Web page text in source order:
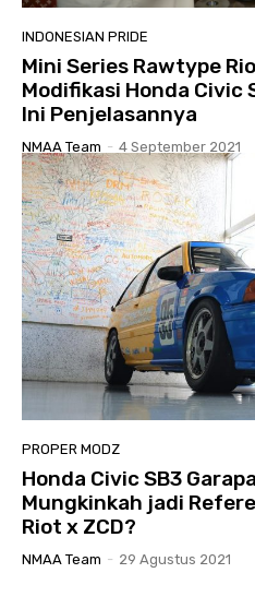
INDONESIAN PRIDE
Mini Series Rawtype
Modifikasi Honda Civic
Ini Penjelasannya
NMAA Team - 4 September 2021
PROPER MODZ
Honda Civic SB3
Mungkinkah jadi
Riot x ZCD?
NMAA Team - 29 Agustus 2021